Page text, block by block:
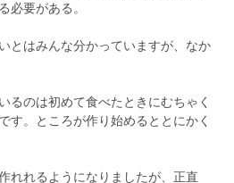
必要がある。
とはみんな分かっていますが、なか
るのは初めて食べたときにむちゃく
す。ところが作り始めるととにかく
れれるようになりましたが、正直